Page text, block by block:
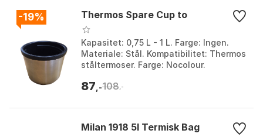
-19% Thermos Spare Cup to
Kapasitet: 0,75 L - 1 L. Farge: Ingen.
Materiale: Stål. Kompatibilitet: Thermos
ståltermoser. Farge: Nocolour.
87 ,-108 ,-
Milan 1918 5l Termisk Bag